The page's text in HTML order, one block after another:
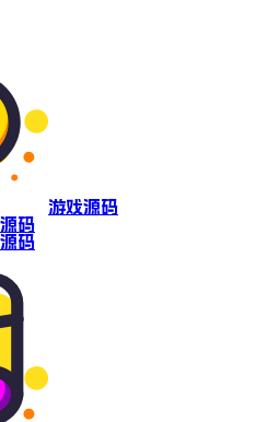
游戏源码
码
码